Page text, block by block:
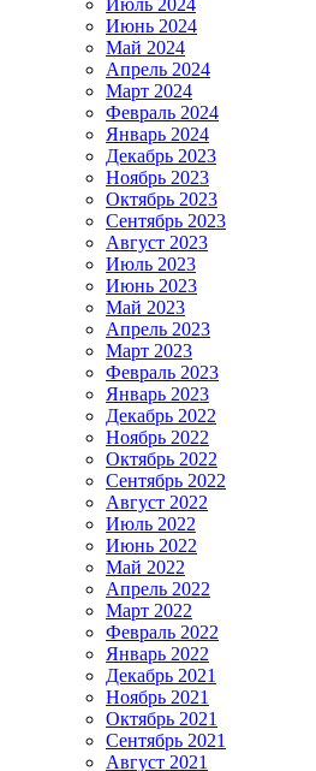
Июль 2024
Июнь 2024
Май 2024
Апрель 2024
Март 2024
Февраль 2024
Январь 2024
Декабрь 2023
Ноябрь 2023
Октябрь 2023
Сентябрь 2023
Август 2023
Июль 2023
Июнь 2023
Май 2023
Апрель 2023
Март 2023
Февраль 2023
Январь 2023
Декабрь 2022
Ноябрь 2022
Октябрь 2022
Сентябрь 2022
Август 2022
Июль 2022
Июнь 2022
Май 2022
Апрель 2022
Март 2022
Февраль 2022
Январь 2022
Декабрь 2021
Ноябрь 2021
Октябрь 2021
Сентябрь 2021
Август 2021